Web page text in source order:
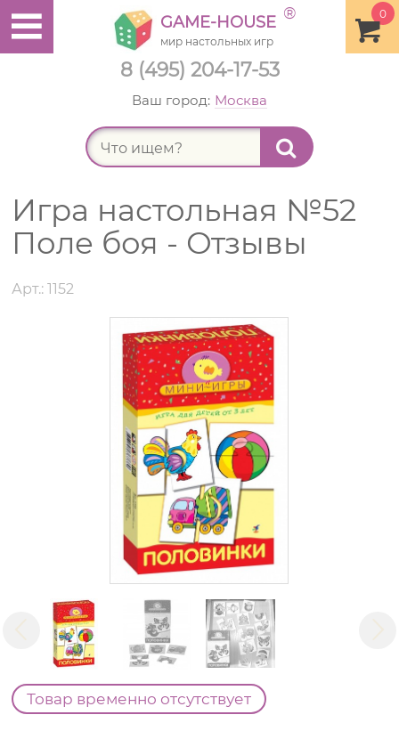
8 (495) 204-17-53
0
GAME-HOUSE ®
мир настольных игр
Ваш город: Москва
Игра настольная №52
Поле боя - Отзывы
Арт.: 1152
Товар временно отсутствует